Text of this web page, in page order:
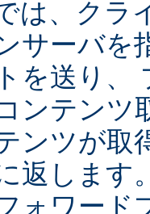
は、クラ
サーバを
を送り、
ンテンツ
ンツが取
返します
ォワー